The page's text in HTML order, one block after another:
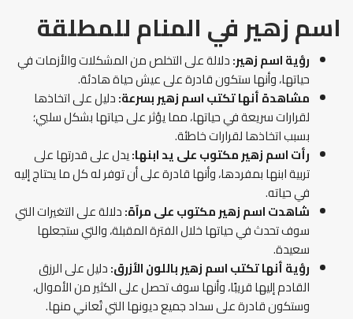
اسم زهير في المنام للمطلقة
رؤية اسم زهير:دلالة على التخلص من المشكلات والأزمات في
حياتها، وأنها ستكون قادرة على عيش حياة هادئة.
مشاهدة أنها تكتب اسم زهير بسرعة:دليل على اتخاذها
لقرارات سريعة في حياتها، مما يؤثر على حياتها بشكل سلبي؛
بسبب اتخاذها لقرارات خاطئة.
رأت اسم زهير مكتوب على يد ابنها:يدل على قدرتها على
تربية ابنها بمفردها، وأنها قادرة على أن توفر له كل ما يحتاج إليه
في حياته.
شاهدت اسم زهير مكتوب على مرآة:دلالة على التغيرات التي
سوف تحدث في حياتها خلال الفترة المقبلة، والتي ستجعلها
سعيدة.
رؤية أنها تكتب اسم زهير باللون الأزرق:دليل على الرزق
القادم إليها قريبًا، وأنها سوف تحصل على الكثير من الأموال،
وستكون قادرة على سداد جميع ديونها التي تُعاني منها.